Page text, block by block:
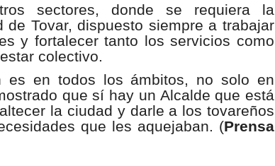
sectores, donde se requiera la
Tovar, dispuesto siempre a trabajar
y fortalecer tanto los servicios como
colectivo.
es en todos los ámbitos, no solo en
que sí hay un Alcalde que está
la ciudad y darle a los tovareños
que les aquejaban. (Prensa